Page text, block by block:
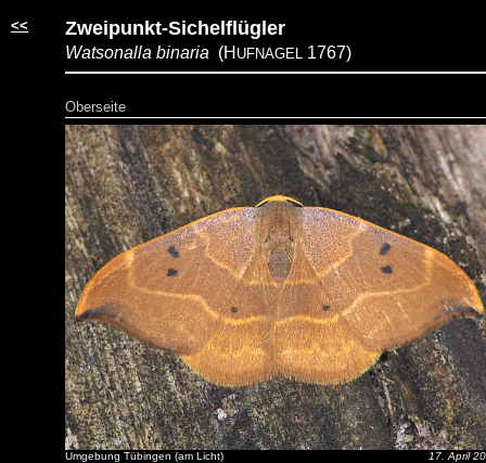
<< Zweipunkt-Sichelflügler
Watsonalla binaria (H UFNAGEL 1767)
Oberseite
Umgebung Tübingen (am Licht) 17. April